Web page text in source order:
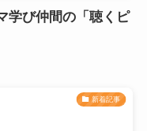
学び仲間の「聴くピ
新着記事